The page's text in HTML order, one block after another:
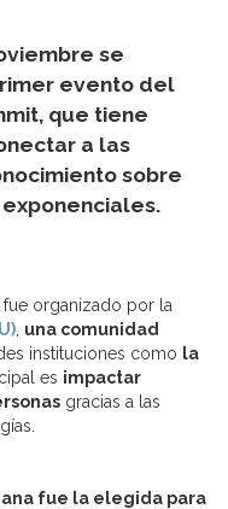
se
evento del
que tiene
a las
sobre
fue organizado por la
una comunidad
instituciones como la
es impactar
gracias a las
fue la elegida para